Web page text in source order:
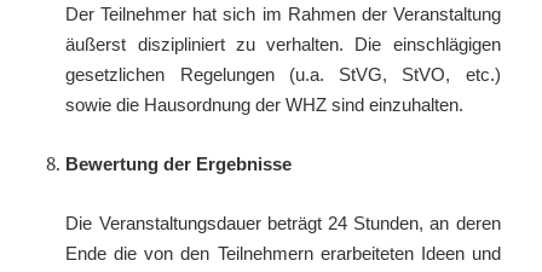
Der Teilnehmer hat sich im Rahmen der Veranstaltung
äußerst diszipliniert zu verhalten. Die einschlägigen
gesetzlichen Regelungen (u.a. StVG, StVO, etc.)
sowie die Hausordnung der WHZ sind einzuhalten.
Bewertung der Ergebnisse
Die Veranstaltungsdauer beträgt 24 Stunden, an deren
Ende die von den Teilnehmern erarbeiteten Ideen und